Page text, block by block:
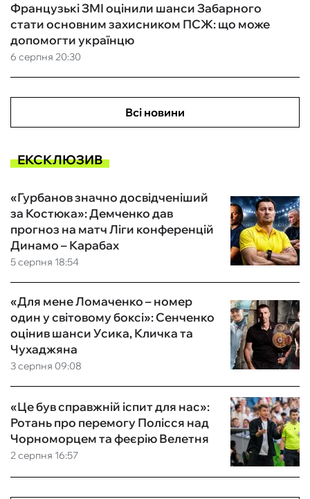
6 серпня 20:30
Французькі ЗМІ оцінили шанси Забарного
стати основним захисником ПСЖ: що може
допомогти українцю
Всі новини
ЕКСКЛЮЗИВ
5 серпня 18:54
«Гурбанов значно досвідченіший
за Костюка»: Демченко дав
прогноз на матч Ліги конференцій
Динамо – Карабах
3 серпня 09:08
«Для мене Ломаченко – номер
один у світовому боксі»: Сенченко
оцінив шанси Усика, Кличка та
Чухаджяна
2 серпня 16:57
«Це був справжній іспит для нас»:
Ротань про перемогу Полісся над
Чорноморцем та феєрію Велетня